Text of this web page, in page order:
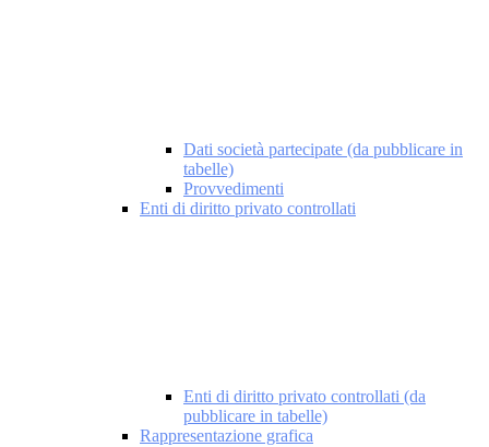
Dati società partecipate (da pubblicare in
tabelle)
Provvedimenti
Enti di diritto privato controllati
Enti di diritto privato controllati (da
pubblicare in tabelle)
Rappresentazione grafica